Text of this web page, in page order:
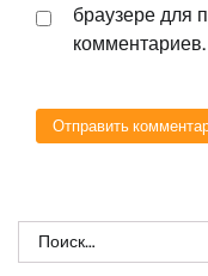
браузере для
комментариев.
Найти: